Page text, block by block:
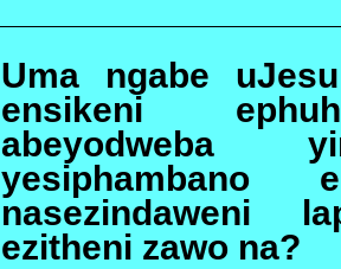
Uma ngabe
ensikeni
abeyodweba
yesiphambano
nasezindaweni
ezitheni zawo na?